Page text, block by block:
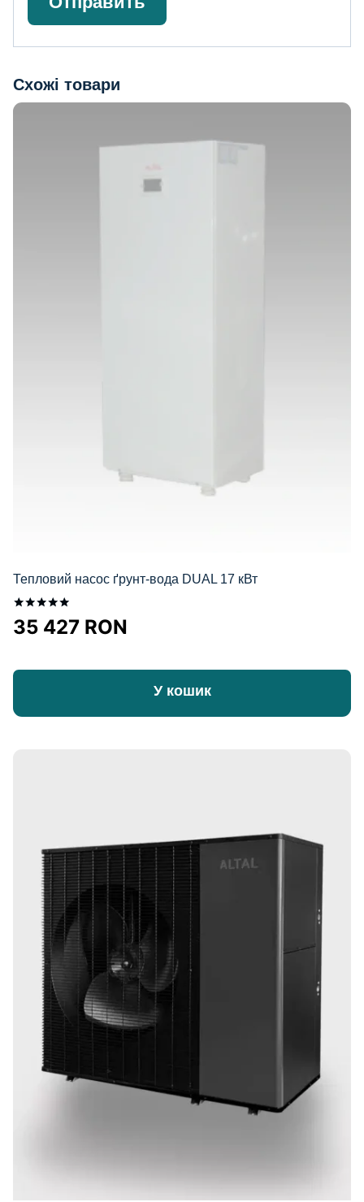
Схожі товари
Тепловий насос ґрунт-вода DUAL 17 кВт
Оцінено в
5.00
35 427 RON
У кошик